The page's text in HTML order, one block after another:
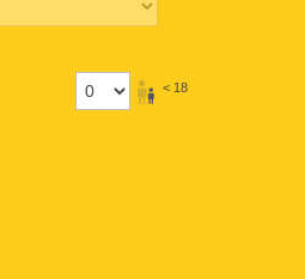
< 18